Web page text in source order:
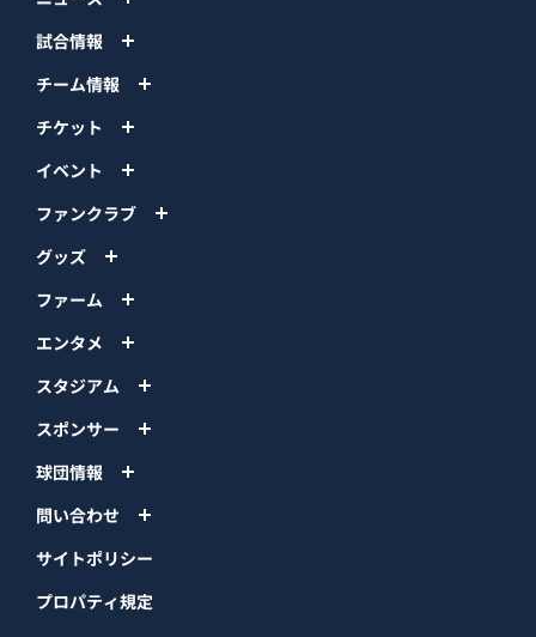
試合情報
チーム情報
チケット
イベント
ファンクラブ
グッズ
ファーム
エンタメ
スタジアム
スポンサー
球団情報
問い合わせ
サイトポリシー
プロパティ規定